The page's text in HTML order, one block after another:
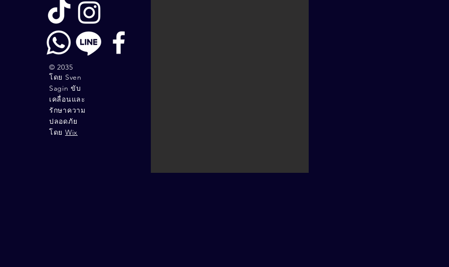
© 2035
โดย Sven
Sagin ขับ
เคลื่อนและ
รักษาความ
ปลอดภัย
โดย Wix